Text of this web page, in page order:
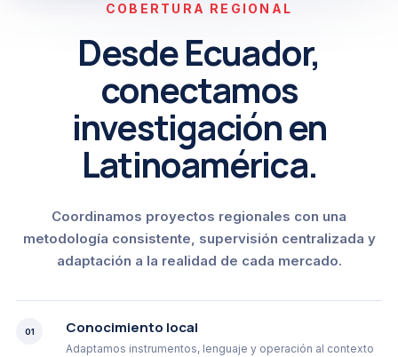
COBERTURA REGIONAL
Desde Ecuador,
conectamos
investigación en
Latinoamérica.
Coordinamos proyectos regionales con una
metodología consistente, supervisión centralizada y
adaptación a la realidad de cada mercado.
01 Conocimiento local
Adaptamos instrumentos, lenguaje y operación al contexto